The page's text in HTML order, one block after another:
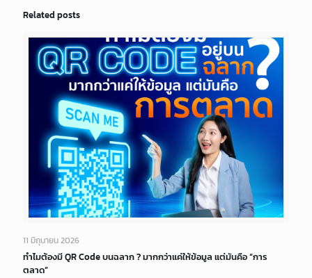
Related posts
11 มิถุนายน 2026
ทำไมต้องมี QR Code บนฉลาก ? มากกว่าแค่ให้ข้อมูล แต่มันคือ “การ
ตลาด”